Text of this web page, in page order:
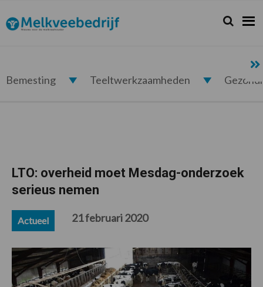
de
hoofdnavigatie
de
hoofd
de
eerste
de
voettekst
Melkveebedrijf.nl Zoeken...
Zoek
Bemesting Teeltwerkzaamheden
LTO: overheid moet Mesdag-onderzoek
serieus nemen
Actueel 21 februari 2020